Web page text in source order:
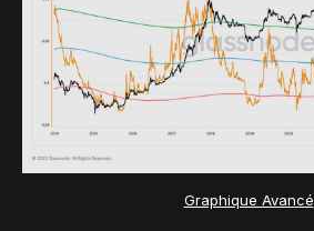
Graphique Avancé